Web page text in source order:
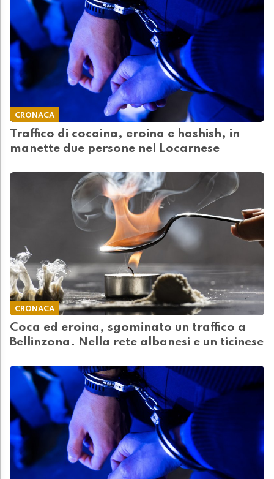
CRONACA
Traffico di cocaina, eroina e hashish, in
manette due persone nel Locarnese
CRONACA
Coca ed eroina, sgominato un traffico a
Bellinzona. Nella rete albanesi e un ticinese